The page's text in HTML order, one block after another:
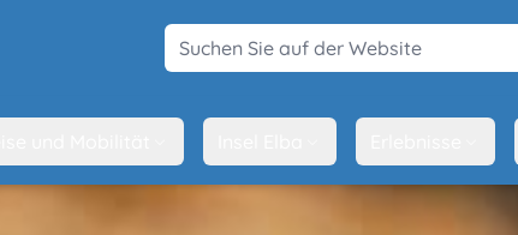
Suchen Sie auf der Website